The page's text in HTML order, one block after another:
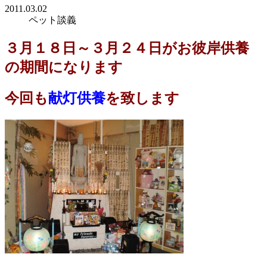
2011.03.02
ペット談義
３月１８日～３月２４日がお彼岸供養
の期間になります
今回も献灯供養を致します